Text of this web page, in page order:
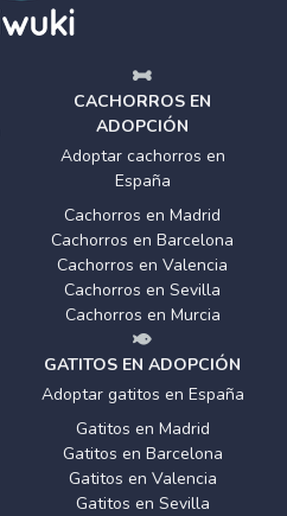
CACHORROS EN
ADOPCIÓN
Adoptar cachorros en
España
Cachorros en Madrid
Cachorros en Barcelona
Cachorros en Valencia
Cachorros en Sevilla
Cachorros en Murcia
GATITOS EN ADOPCIÓN
Adoptar gatitos en España
Gatitos en Madrid
Gatitos en Barcelona
Gatitos en Valencia
Gatitos en Sevilla